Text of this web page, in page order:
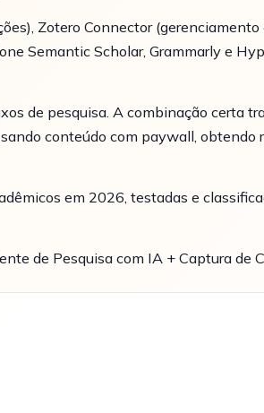
Zotero Connector
Semantic Scholar, Grammarly e
de pesquisa. A combinação certa
conteúdo com paywall, obtendo
em 2026, testadas e
de Pesquisa com IA + Captura de